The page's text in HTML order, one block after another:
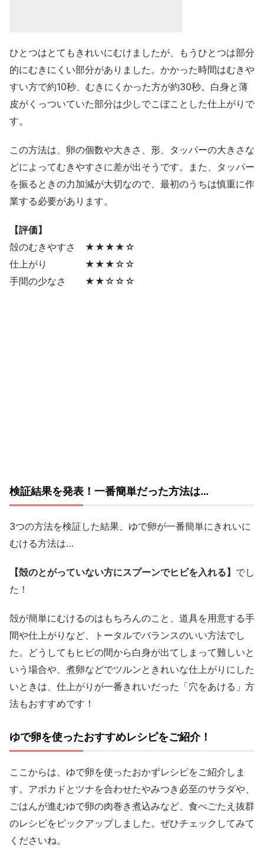
ひとつはとてもきれいにむけましたが、もうひとつは部分
的にむきにくい部分がありました。かかった時間はむきや
すい方で約10秒、むきにくかった方が約30秒。白身と薄
皮がくっついていた部分は少しでこぼことした仕上がりで
す。
この方法は、卵の個数や大きさ、形、タッパーの大きさな
どによってむきやすさに差が出そうです。また、タッパー
を振るときの力加減が大切なので、最初のうちは慎重に作
業する必要があります。
【評価】
殻のむきやすさ ★★★★☆
仕上がり ★★★☆☆
手間の少なさ ★★☆☆☆
検証結果を発表！一番簡単だった方法は…
3つの方法を検証した結果、ゆで卵が一番簡単にきれいに
むける方法は…
【殻のとがっていない方にスプーンでヒビを入れる】 でし
た！
殻が簡単にむけるのはもちろんのこと、道具を用意する手
間や仕上がりなど、トータルでバランスのいい方法でし
た。どうしてもヒビの間から白身が出てしまって難しいと
いう場合や、煮卵などでツルンときれいな仕上がりにした
いときは、仕上がりが一番きれいだった「穴をあける」方
法もおすすめです！
ゆで卵を使ったおすすめレシピをご紹介！
ここからは、ゆで卵を使ったおかずレシピをご紹介しま
す。アボカドとツナを合わせたやみつき必至のサラダや、
ごはんが進むゆで卵の肉巻き煮込みなど、食べごたえ抜群
のレシピをピックアップしました。ぜひチェックしてみて
くださいね。